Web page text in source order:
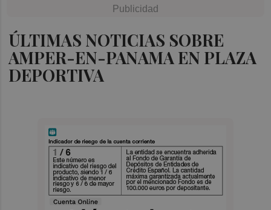
ÚLTIMAS NOTICIAS SOBRE
AMPER-EN-PANAMA EN PLAZA
DEPORTIVA